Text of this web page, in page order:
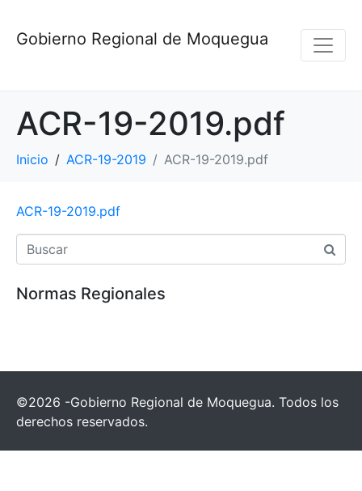
Gobierno Regional de Moquegua
ACR-19-2019.pdf
Inicio ACR-19-2019 ACR-19-2019.pdf
ACR-19-2019.pdf
Normas Regionales
©2026 -Gobierno Regional de Moquegua. Todos los
derechos reservados.